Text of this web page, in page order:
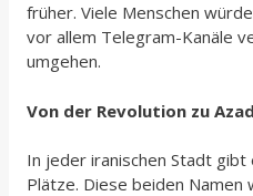
früher. Viele Menschen
vor allem Telegram-Kanäle
umgehen.
Von der Revolution zu
In jeder iranischen Stadt
Plätze. Diese beiden Namen